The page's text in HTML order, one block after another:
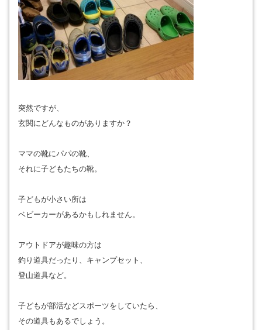
突然ですが、
玄関にどんなものがありますか？
ママの靴にパパの靴、
それに子どもたちの靴。
子どもが小さい所は
ベビーカーがあるかもしれません。
アウトドアが趣味の方は
釣り道具だったり、キャンプセット、
登山道具など。
子どもが部活などスポーツをしていたら、
その道具もあるでしょう。